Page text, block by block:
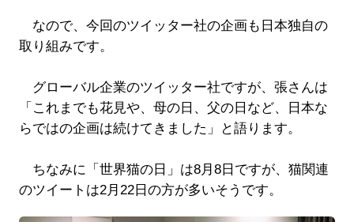
なので、今回のツイッター社の企画も日本独自の
取り組みです。
グローバル企業のツイッター社ですが、張さんは
「これまでも花見や、母の日、父の日など、日本な
らではの企画は続けてきました」と語ります。
ちなみに「世界猫の日」は8月8日ですが、猫関連
のツイートは2月22日の方が多いそうです。